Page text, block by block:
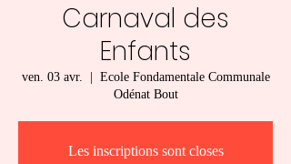
Carnaval des
Enfants
ven. 03 avr.
Ecole Fondamentale Communale
Odénat Bout
Les inscriptions sont closes